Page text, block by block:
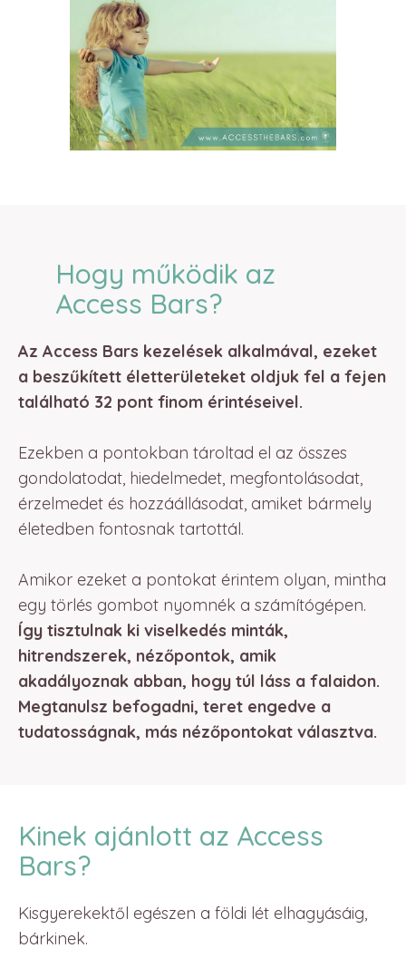
Hogy működik az
Access Bars?
Az Access Bars kezelések alkalmával, ezeket
a beszűkített életterületeket oldjuk fel a fejen
található 32 pont finom érintéseivel.
Ezekben a pontokban tároltad el az összes
gondolatodat, hiedelmedet, megfontolásodat,
érzelmedet és hozzáállásodat, amiket bármely
életedben fontosnak tartottál.
Amikor ezeket a pontokat érintem olyan, mintha
egy törlés gombot nyomnék a számítógépen.
Így tisztulnak ki viselkedés minták,
hitrendszerek, nézőpontok, amik
akadályoznak abban, hogy túl láss a falaidon.
Megtanulsz befogadni, teret engedve a
tudatosságnak, más nézőpontokat választva.
Kinek ajánlott az Access
Bars?
Kisgyerekektől egészen a földi lét elhagyásáig,
bárkinek.